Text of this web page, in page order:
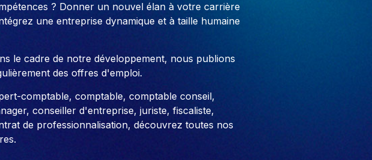
? Donner un nouvel élan à votre carrière
une entreprise dynamique et à taille humaine
le cadre de notre développement, nous publions
des offres d'emploi.
comptable, comptable, comptable conseil,
conseiller d'entreprise, juriste, fiscaliste,
de professionnalisation, découvrez toutes nos